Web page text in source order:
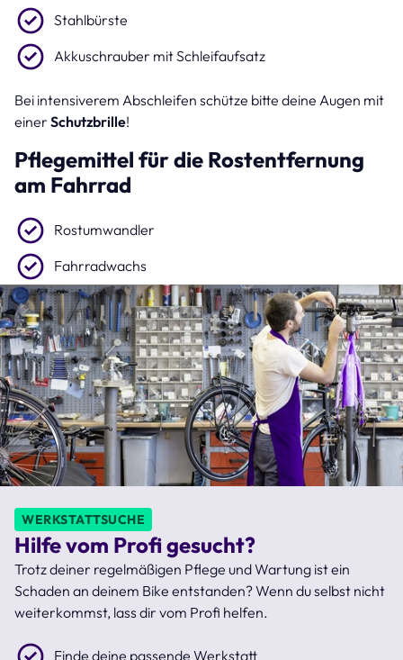
Stahlbürste
Akkuschrauber mit Schleifaufsatz
Bei intensiverem Abschleifen schütze bitte deine Augen mit
einer Schutzbrille!
Pflegemittel für die Rostentfernung
am Fahrrad
Rostumwandler
Fahrradwachs
WERKSTATTSUCHE
Hilfe vom Profi gesucht?
Trotz deiner regelmäßigen Pflege und Wartung ist ein
Schaden an deinem Bike entstanden? Wenn du selbst nicht
weiterkommst, lass dir vom Profi helfen.
Finde deine passende Werkstatt